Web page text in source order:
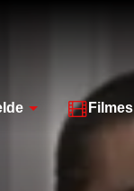
Filmes